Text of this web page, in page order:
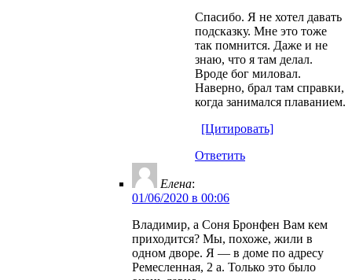
Спасибо. Я не хотел давать
подсказку. Мне это тоже
так помнится. Даже и не
знаю, что я там делал.
Вроде бог миловал.
Наверно, брал там справки,
когда занимался плаванием.
[Цитировать]
Ответить
Елена:
01/06/2020 в 00:06
Владимир, а Соня Бронфен Вам кем
приходится? Мы, похоже, жили в
одном дворе. Я — в доме по адресу
Ремесленная, 2 а. Только это было